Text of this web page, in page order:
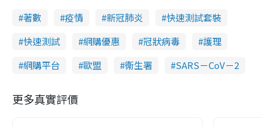
著數 疫情 新冠肺炎
快速測試套裝
快速測試
網購優惠 冠狀病毒
護理
網購平台
歐盟 衞生署 SARS－CoV－2
更多真實評價